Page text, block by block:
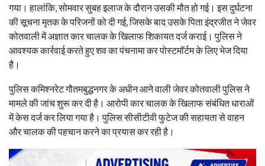
गया। हालांकि, सोमवार सुबह इलाज के दौरान उसकी मौत हो गई। इस दुर्घटना
की सूचना मृतक के परिजनों को दी गई, जिसके बाद उसके पिता इंद्रजीत ने जेवर
कोतवाली में अज्ञात कार चालक के खिलाफ शिकायत दर्ज कराई। पुलिस ने
आवश्यक कार्रवाई करते हुए शव का पंचनामा कर पोस्टमॉर्टम के लिए भेज दिया
है।
पुलिस कमिश्नरेट गौतमबुद्धनगर के अधीन आने वाली जेवर कोतवाली पुलिस ने
मामले की जांच शुरू कर दी है। आरोपी कार चालक के खिलाफ संबंधित धाराओं
में केस दर्ज कर लिया गया है। पुलिस सीसीटीवी फुटेज की सहायता से वाहन
और चालक की पहचान करने का प्रयास कर रही है।